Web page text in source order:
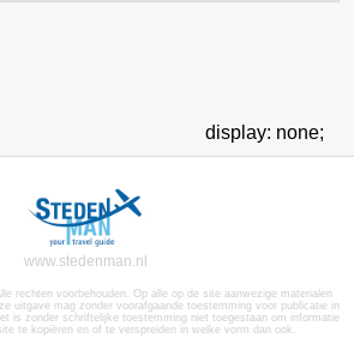
display: none;
www.stedenman.nl
rechten voorbehouden. Op alle op de site aanwezige materialen
uitgave mag zonder voorafgaande toestemming voor publicatie in
is zonder schriftelijke toestemming niet toegestaan om informatie
te kopiëren en of te verspreiden in welke vorm dan ook.